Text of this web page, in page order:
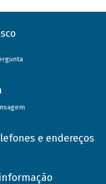
e endereços